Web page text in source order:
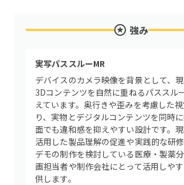
強み
実写パススルーMR
デバイスのカメラ映像を背景として、
3Dコンテンツを自然に重ねるパススル
えています。奥行きや歪みを考慮した
り、実物とデジタルコンテンツを同時
面でも違和感を抑えやすい設計です。
活用した製品理解の促進や実践的な研
デモの制作を検討している医療・製薬
画担当者や制作会社にとって活用しや
供します。